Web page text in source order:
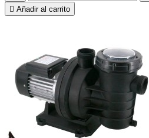
 Añadir al carrito